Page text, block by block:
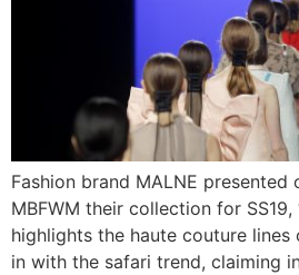
Fashion brand MALNE
MBFWM their collection for SS19,
highlights the haute couture lines
in with the safari trend, claiming